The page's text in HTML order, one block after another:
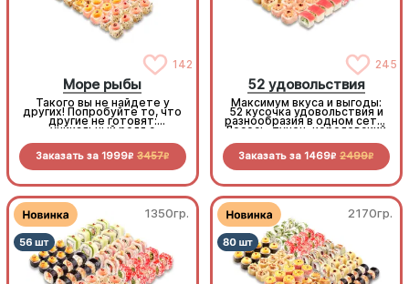
142
Море рыбы
Такого вы не найдете у
других! Попробуйте то, что
другие не готовят:
уникальный ролл с
мидии, нежную масляную
рыбу. Популярные начинки
тоже здесь! 68 кусочков
адекватной цене
Заказать за 1999R 3457R
245
52 удовольствия
Максимум вкуса и выгоды:
52 кусочка удовольствия и
разнообразия в одном сете.
Лосось, тунец, королевский
плюс 4 дегустационных
кусочка филадельфии с
Заказать за 1469R 2499R
1350гр. 2170гр.